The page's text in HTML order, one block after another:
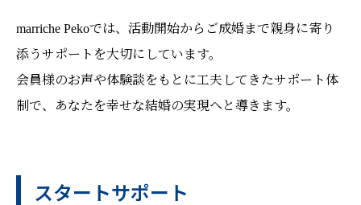
marriche Pekoでは、活動開始からご成婚まで親身に寄り
添うサポートを大切にしています。
会員様のお声や体験談をもとに工夫してきたサポート体
制で、あなたを幸せな結婚の実現へと導きます。
スタートサポート